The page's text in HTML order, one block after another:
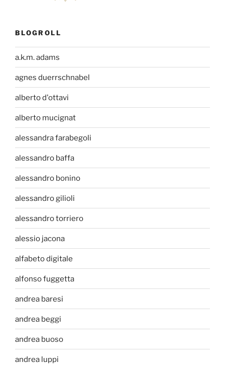
BLOGROLL
a.k.m. adams
agnes duerrschnabel
alberto d'ottavi
alberto mucignat
alessandra farabegoli
alessandro baffa
alessandro bonino
alessandro gilioli
alessandro torriero
alessio jacona
alfabeto digitale
alfonso fuggetta
andrea baresi
andrea beggi
andrea buoso
andrea luppi